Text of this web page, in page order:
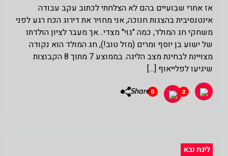
אז אחרי שבועיים בהם לא הצלחתי לכתוב עקב עבודה
אינטנסיבית בהצגות חנוכה, אני מחזיר את דירוג הכח רגע לפני
משחקי חג המולד, כמה "גוי" מצדי…אך מעבר לציון הולדתו
של ישוע בן יוסף ומרים (מזל טוב!), חג המולד הוא נקודה
מצויינת לבחינת מצב הליגה. בממוצע 7 מתוך 8 הקבוצות
שיגיעו לפלייאוף […]
2
0
Share
ליגת נבא